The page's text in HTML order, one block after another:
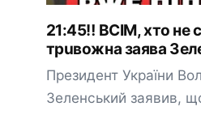
21:45‼️ BCIМ, xтo нe
тpuвoжнa зaявa
Пpeзидeнт Укpaїни
Зeлeнcький зaявив,